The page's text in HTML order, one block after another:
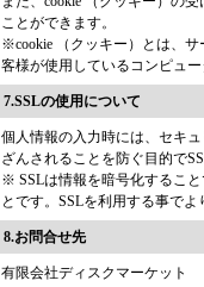
ことができます。
※cookie （クッキー）とは、
客様が使用しているコンピュ
7.SSLの使用について
個人情報の入力時には、セキ
ざんされることを防ぐ目的で
※ SSLは情報を暗号化するこ
とです。SSLを利用する事で
8.お問合せ先
有限会社ディスクマーケット